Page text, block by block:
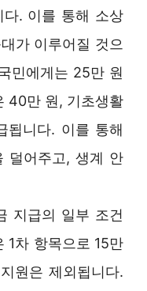
. 이를 통해 소상
가 이루어질 것으
민에게는 25만 원
40만 원, 기초생활
됩니다. 이를 통해
덜어주고, 생계 안
지급의 일부 조건
1차 항목으로 15만
원은 제외됩니다.